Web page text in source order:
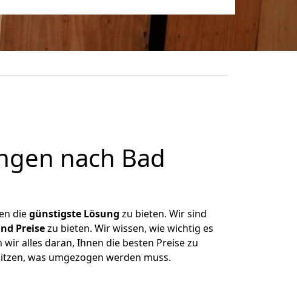
nach Bad
diegünstigste Lösung zu bieten. Wir sind
Preisezu bieten. Wir wissen, wie wichtig es
alles daran, Ihnen die besten Preise zu
was umgezogen werden muss.